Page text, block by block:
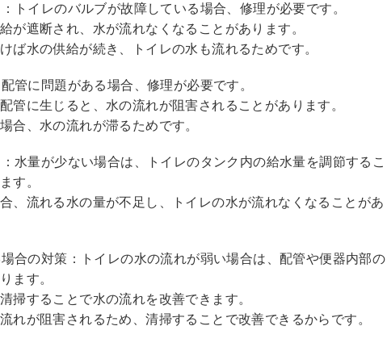
トイレのバルブが故障している場合、修理が必要です。
が遮断され、水が流れなくなることがあります。
ば水の供給が続き、トイレの水も流れるためです。
管に問題がある場合、修理が必要です。
管に生じると、水の流れが阻害されることがあります。
合、水の流れが滞るためです。
水量が少ない場合は、トイレのタンク内の給水量を調節するこ
す。
、流れる水の量が不足し、トイレの水が流れなくなることがあ
合の対策：トイレの水の流れが弱い場合は、配管や便器内部の
ます。
掃することで水の流れを改善できます。
れが阻害されるため、清掃することで改善できるからです。